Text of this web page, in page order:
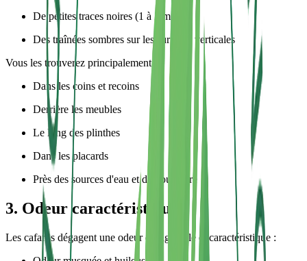
De petites traces noires (1 à 2 mm)
Des traînées sombres sur les surfaces verticales
Vous les trouverez principalement :
Dans les coins et recoins
Derrière les meubles
Le long des plinthes
Dans les placards
Près des sources d'eau et de nourriture
3. Odeur caractéristique
Les cafards dégagent une odeur désagréable et caractéristique :